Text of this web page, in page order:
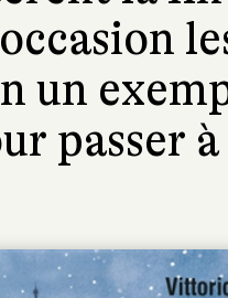
un
passer